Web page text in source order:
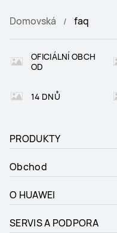
Domovská faq
OFICIÁLNÍ OBCH
OD
14 DNŮ
PRODUKTY
Obchod
O HUAWEI
SERVIS A PODPORA